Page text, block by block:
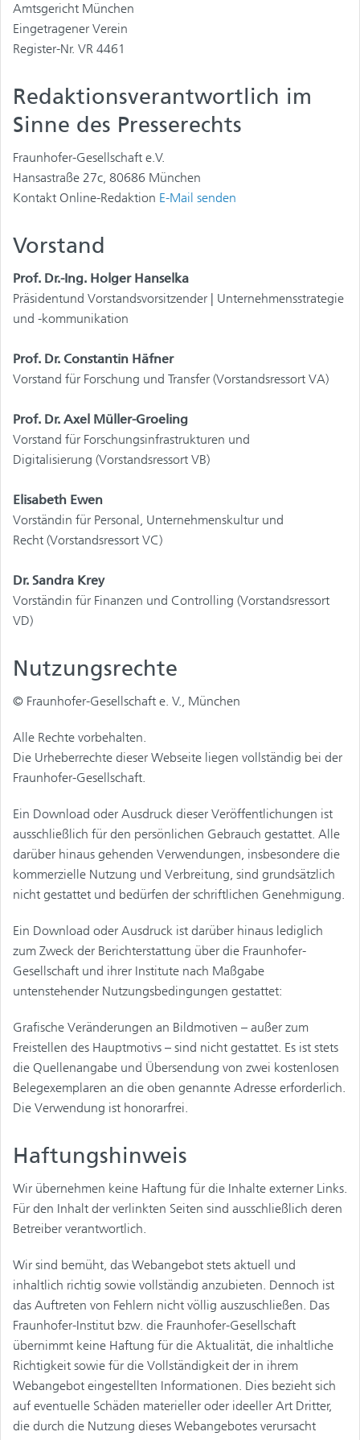
Amtsgericht München
Eingetragener Verein
Register-Nr. VR 4461
Redaktionsverantwortlich im
Sinne des Presserechts
Fraunhofer-Gesellschaft e.V.
Hansastraße 27c, 80686 München
Kontakt Online-Redaktion E-Mail senden
Vorstand
Prof. Dr.-Ing. Holger Hanselka
Präsidentund Vorstandsvorsitzender | Unternehmensstrategie
und -kommunikation
Prof. Dr. Constantin Häfner
Vorstand für Forschung und Transfer (Vorstandsressort VA)
Prof. Dr. Axel Müller-Groeling
Vorstand für Forschungsinfrastrukturen und
Digitalisierung (Vorstandsressort VB)
Elisabeth Ewen
Vorständin für Personal, Unternehmenskultur und
Recht (Vorstandsressort VC)
Dr. Sandra Krey
Vorständin für Finanzen und Controlling (Vorstandsressort
VD)
Nutzungsrechte
© Fraunhofer-Gesellschaft e. V., München
Alle Rechte vorbehalten.
Die Urheberrechte dieser Webseite liegen vollständig bei der
Fraunhofer-Gesellschaft.
Ein Download oder Ausdruck dieser Veröffentlichungen ist
ausschließlich für den persönlichen Gebrauch gestattet. Alle
darüber hinaus gehenden Verwendungen, insbesondere die
kommerzielle Nutzung und Verbreitung, sind grundsätzlich
nicht gestattet und bedürfen der schriftlichen Genehmigung.
Ein Download oder Ausdruck ist darüber hinaus lediglich
zum Zweck der Berichterstattung über die Fraunhofer-
Gesellschaft und ihrer Institute nach Maßgabe
untenstehender Nutzungsbedingungen gestattet:
Grafische Veränderungen an Bildmotiven – außer zum
Freistellen des Hauptmotivs – sind nicht gestattet. Es ist stets
die Quellenangabe und Übersendung von zwei kostenlosen
Belegexemplaren an die oben genannte Adresse erforderlich.
Die Verwendung ist honorarfrei.
Haftungshinweis
Wir übernehmen keine Haftung für die Inhalte externer Links.
Für den Inhalt der verlinkten Seiten sind ausschließlich deren
Betreiber verantwortlich.
Wir sind bemüht, das Webangebot stets aktuell und
inhaltlich richtig sowie vollständig anzubieten. Dennoch ist
das Auftreten von Fehlern nicht völlig auszuschließen. Das
Fraunhofer-Institut bzw. die Fraunhofer-Gesellschaft
übernimmt keine Haftung für die Aktualität, die inhaltliche
Richtigkeit sowie für die Vollständigkeit der in ihrem
Webangebot eingestellten Informationen. Dies bezieht sich
auf eventuelle Schäden materieller oder ideeller Art Dritter,
die durch die Nutzung dieses Webangebotes verursacht